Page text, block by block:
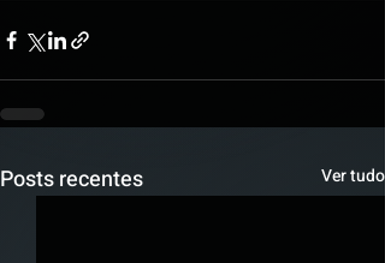
Posts recentes Ver tudo